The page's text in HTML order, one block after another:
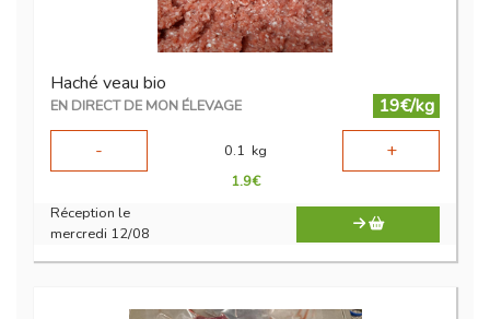
Haché veau bio
EN DIRECT DE MON ÉLEVAGE
19€/kg
-
0.1 kg +
1.9€
Réception le
mercredi 12/08